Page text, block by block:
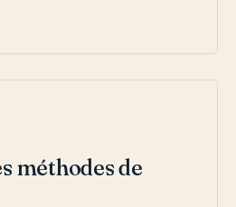
méthodes de